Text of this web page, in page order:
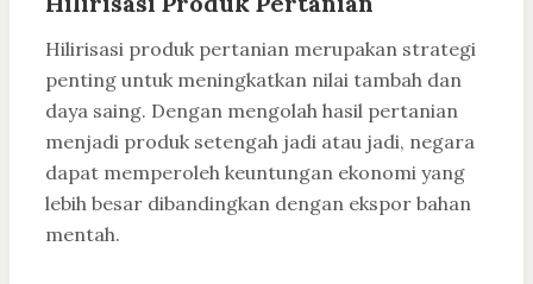
Hilirisasi produk pertanian merupakan strategi
penting untuk meningkatkan nilai tambah dan
daya saing. Dengan mengolah hasil pertanian
menjadi produk setengah jadi atau jadi, negara
dapat memperoleh keuntungan ekonomi yang
lebih besar dibandingkan dengan ekspor bahan
mentah.